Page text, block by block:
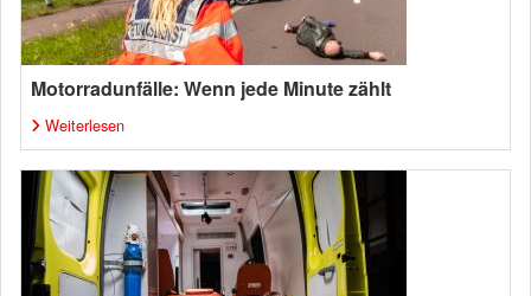
Motorradunfälle: Wenn jede Minute zählt
Weiterlesen